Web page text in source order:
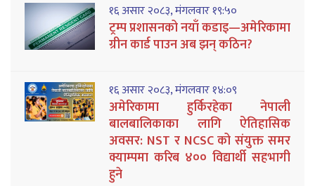
१६ असार २०८३, मंगलवार १९:५०
ट्रम्प प्रशासनको नयाँ कडाइ—अमेरिकामा
ग्रीन कार्ड पाउन अब झन् कठिन?
१६ असार २०८३, मंगलवार १४:०९
अमेरिकामा हुर्किरहेका नेपाली
बालबालिकाका लागि ऐतिहासिक
अवसर: NST र NCSC को संयुक्त समर
क्याम्पमा करिब ४०० विद्यार्थी सहभागी
हुने